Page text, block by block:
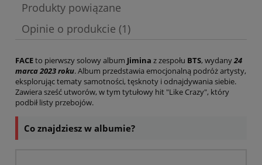
Produkty powiązane
Opinie o produkcie (1)
FACEto pierwszy solowy album Jimina z zespołu BTS, wydany24
marca 2023 roku. Album przedstawia emocjonalną podróż artysty,
eksplorując tematy samotności, tęsknoty i odnajdywania siebie.
Zawiera sześć utworów, w tym tytułowy hit "Like Crazy", który
podbił listy przebojów.
Co znajdziesz w albumie?